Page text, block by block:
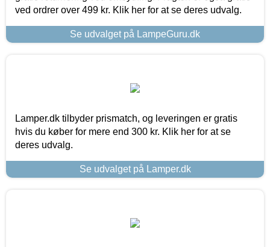
ved ordrer over 499 kr. Klik her for at se deres udvalg.
Se udvalget på LampeGuru.dk
Lamper.dk tilbyder prismatch, og leveringen er gratis
hvis du køber for mere end 300 kr. Klik her for at se
deres udvalg.
Se udvalget på Lamper.dk